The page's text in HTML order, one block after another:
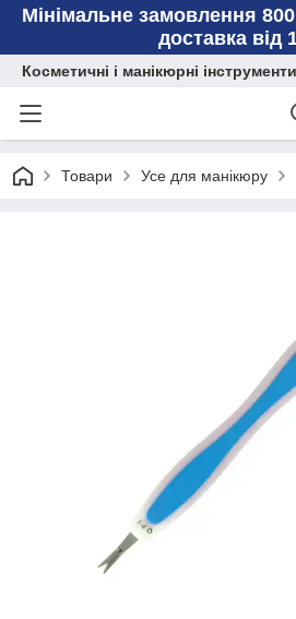
Мінімальне замовлення
доставка від
Косметичні і манікюрні
Товари Усе для манікюру